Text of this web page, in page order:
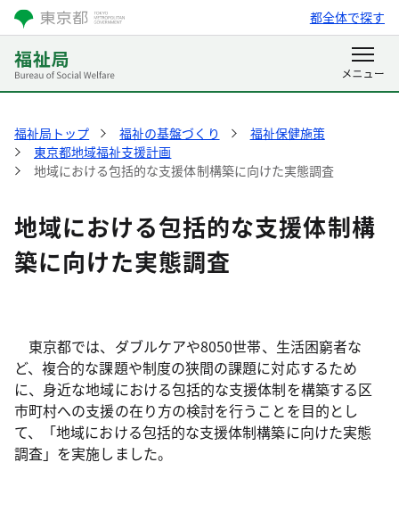
都全体で探す
福祉局トップ 福祉の基盤づくり
福祉保健施策
東京都地域福祉支援計画
地域における包括的な支援体制構築に向けた実態調査
地域における包括的な支援体制構
築に向けた実態調査
東京都では、ダブルケアや8050世帯、生活困窮者な
ど、複合的な課題や制度の狭間の課題に対応するため
に、身近な地域における包括的な支援体制を構築する区
市町村への支援の在り方の検討を行うことを目的とし
て、「地域における包括的な支援体制構築に向けた実態
調査」を実施しました。